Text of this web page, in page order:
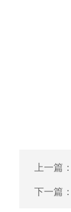
上一篇
下一篇